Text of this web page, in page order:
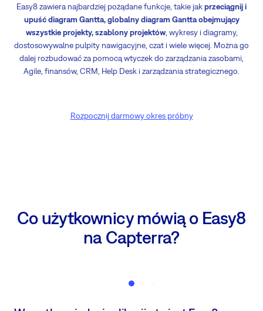
Easy8 zawiera najbardziej pożądane funkcje, takie jakprzeciągnij i
upuść diagram Gantta, globalny diagram Gantta obejmujący
wszystkie projekty, szablony projektów, wykresy i diagramy,
dostosowywalne pulpity nawigacyjne, czat i wiele więcej. Można go
dalej rozbudować za pomocą wtyczek do zarządzania zasobami,
Agile, finansów, CRM, Help Desk i zarządzania strategicznego.
Rozpocznij darmowy okres próbny
Co użytkownicy mówią o Easy8
na Capterra?